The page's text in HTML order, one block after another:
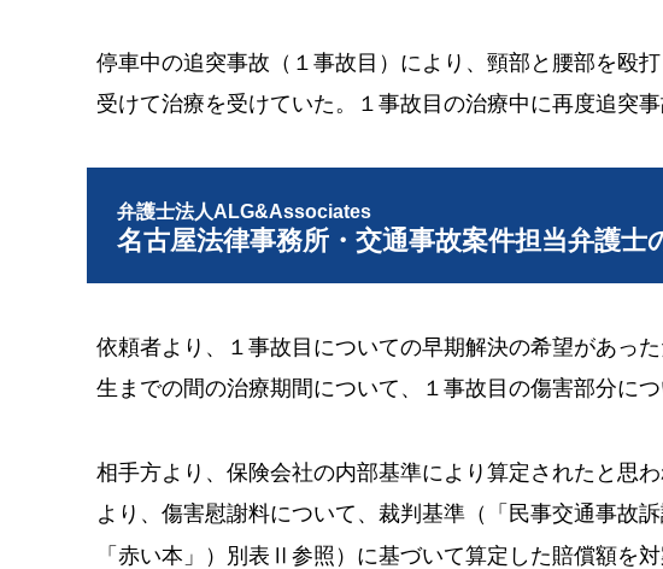
停車中の追突事故（１事故目）により、頸部と腰部を殴
受けて治療を受けていた。１事故目の治療中に再度追突事
弁護士法人ALG&Associates
名古屋法律事務所・交通事故案件担当弁護士
依頼者より、１事故目についての早期解決の希望があっ
生までの間の治療期間について、１事故目の傷害部分に
相手方より、保険会社の内部基準により算定されたと思
より、傷害慰謝料について、裁判基準（「民事交通事故
「赤い本」）別表Ⅱ参照）に基づいて算定した賠償額を